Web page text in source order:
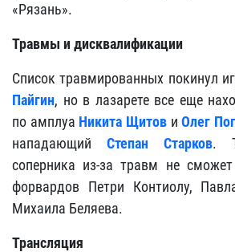
«Рязань».
Травмы и дисквалификации
Список травмированных покинул
Пайгин, но в лазарете все еще
по амплуа Никита ЩитовиОлег
нападающий Степан Старков.
соперника из-за травм не
форвардов Петри Контиолу,
Михаила Беляева.
Трансляция